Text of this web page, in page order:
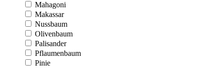
Mahagoni
Makassar
Nussbaum
Olivenbaum
Palisander
Pflaumenbaum
Pinie